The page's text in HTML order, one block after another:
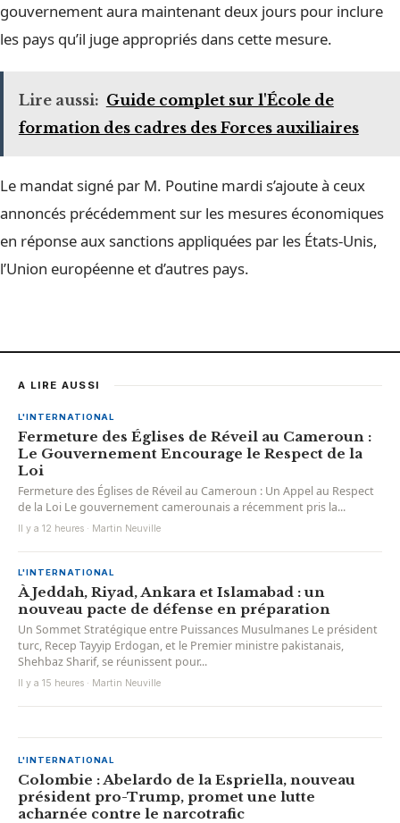
gouvernement aura maintenant deux jours pour inclure
les pays qu’il juge appropriés dans cette mesure.
Lire aussi: Guide complet sur l'École de
formation des cadres des Forces auxiliaires
Le mandat signé par M. Poutine mardi s’ajoute à ceux
annoncés précédemment sur les mesures économiques
en réponse aux sanctions appliquées par les États-Unis,
l’Union européenne et d’autres pays.
A LIRE AUSSI
L'INTERNATIONAL
Fermeture des Églises de Réveil au Cameroun :
Le Gouvernement Encourage le Respect de la
Loi
Fermeture des Églises de Réveil au Cameroun : Un Appel au Respect
de la Loi Le gouvernement camerounais a récemment pris la...
Il y a 12 heures · Martin Neuville
L'INTERNATIONAL
À Jeddah, Riyad, Ankara et Islamabad : un
nouveau pacte de défense en préparation
Un Sommet Stratégique entre Puissances Musulmanes Le président
turc, Recep Tayyip Erdogan, et le Premier ministre pakistanais,
Shehbaz Sharif, se réunissent pour...
Il y a 15 heures · Martin Neuville
L'INTERNATIONAL
Colombie : Abelardo de la Espriella, nouveau
président pro-Trump, promet une lutte
acharnée contre le narcotrafic